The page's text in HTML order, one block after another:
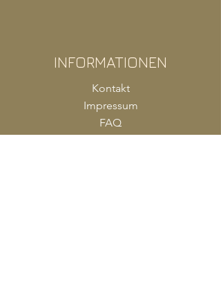
INFORMATIONEN
Kontakt
Impressum
FAQ